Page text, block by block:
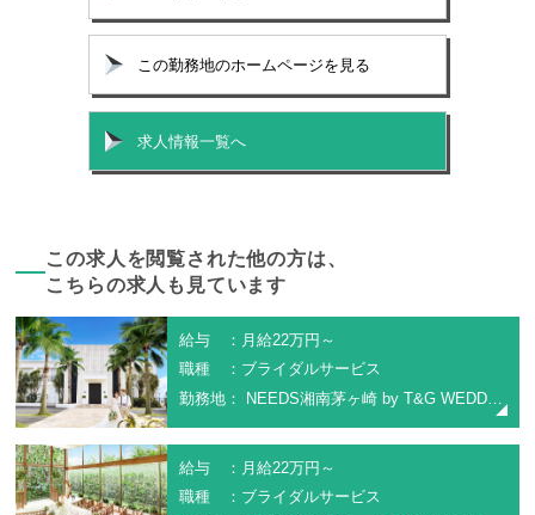
この勤務地のホームページを見る
求人情報一覧へ
この求人を閲覧された他の方は、
こちらの求人も見ています
給与 ：月給22万円～
職種 ：ブライダルサービス
勤務地： NEEDS湘南茅ヶ崎 by T&G WEDDING
給与 ：月給22万円～
職種 ：ブライダルサービス